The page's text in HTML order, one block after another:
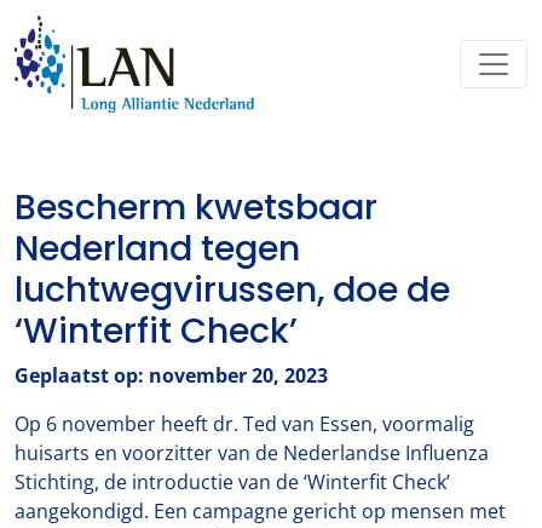
Bescherm kwetsbaar
Nederland tegen
luchtwegvirussen, doe de
‘Winterfit Check’
Geplaatst op: november 20, 2023
Op 6 november heeft dr. Ted van Essen, voormalig
huisarts en voorzitter van de Nederlandse Influenza
Stichting, de introductie van de ‘Winterfit Check’
aangekondigd. Een campagne gericht op mensen met